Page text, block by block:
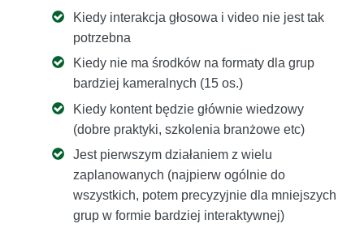
Kiedy interakcja głosowa i video nie jest tak
potrzebna
Kiedy nie ma środków na formaty dla grup
bardziej kameralnych (15 os.)
Kiedy kontent będzie głównie wiedzowy
(dobre praktyki, szkolenia branżowe etc)
Jest pierwszym działaniem z wielu
zaplanowanych (najpierw ogólnie do
wszystkich, potem precyzyjnie dla mniejszych
grup w formie bardziej interaktywnej)